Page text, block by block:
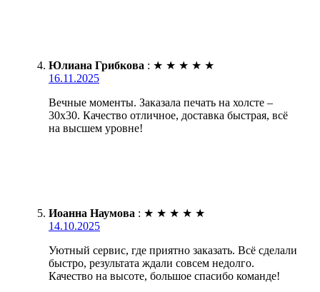
Юлиана Грибкова : ★ ★ ★ ★ ★
16.11.2025
Вечные моменты. Заказала печать на холсте –
30х30. Качество отличное, доставка быстрая, всё
на высшем уровне!
Иоанна Наумова : ★ ★ ★ ★ ★
14.10.2025
Уютный сервис, где приятно заказать. Всё сделали
быстро, результата ждали совсем недолго.
Качество на высоте, большое спасибо команде!